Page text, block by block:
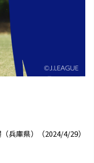
兵庫県）（2024/4/29）